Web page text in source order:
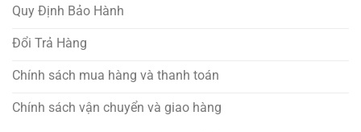
Quy Định Bảo Hành
Đổi Trả Hàng
Chính sách mua hàng và thanh toán
Chính sách vận chuyển và giao hàng